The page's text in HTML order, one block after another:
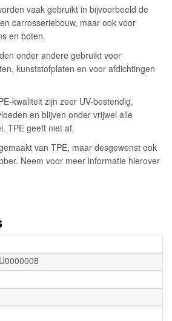
vaak gebruikt in bijvoorbeeld de
carrosseriebouw, maar ook voor
en boten.
onder andere gebruikt voor
kunststofplaten en voor afdichtingen
kwaliteit zijn zeer UV-bestendig,
en blijven onder vrijwel alle
TPE geeft niet af.
van TPE, maar desgewenst ook
Neem voor meer informatie hierover